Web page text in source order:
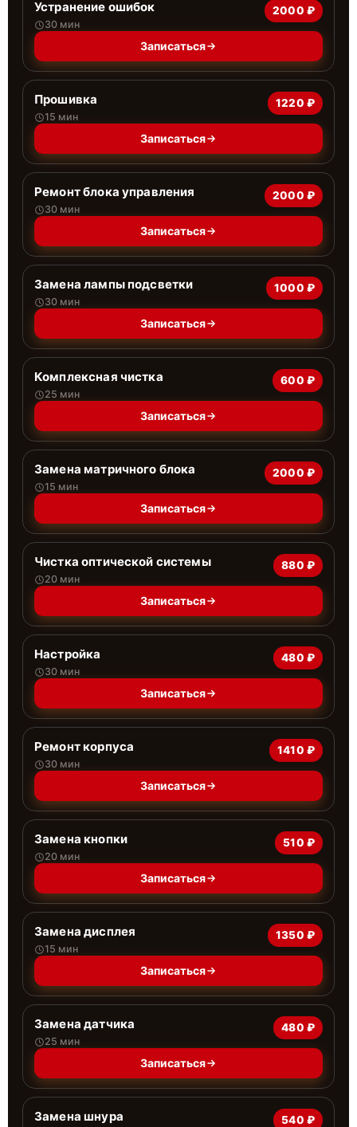
Устранение ошибок
30 мин
2000 ₽
Записаться
Прошивка
15 мин
1220 ₽
Записаться
Ремонт блока управления
30 мин
2000 ₽
Записаться
Замена лампы подсветки
30 мин
1000 ₽
Записаться
Комплексная чистка
25 мин
600 ₽
Записаться
Замена матричного блока
15 мин
2000 ₽
Записаться
Чистка оптической системы
20 мин
880 ₽
Записаться
Настройка
30 мин
480 ₽
Записаться
Ремонт корпуса
30 мин
1410 ₽
Записаться
Замена кнопки
20 мин
510 ₽
Записаться
Замена дисплея
15 мин
1350 ₽
Записаться
Замена датчика
25 мин
480 ₽
Записаться
Замена шнура 540 ₽